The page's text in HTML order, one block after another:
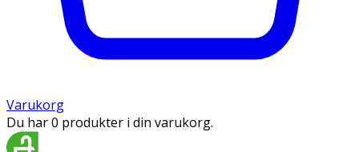
Varukorg
Du har 0 produkter i din varukorg.